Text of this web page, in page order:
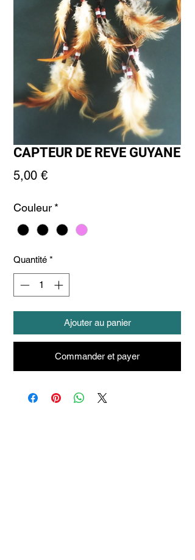
CAPTEUR DE REVE GUYANE
5,00 €Prix
Couleur *
Quantité *
Ajouter au panier
Commander et payer